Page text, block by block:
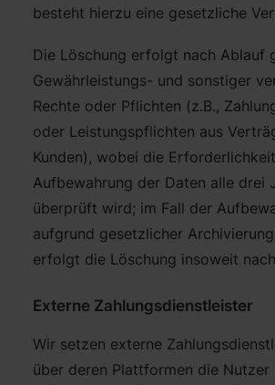
besteht hierzu eine gesetzliche
Die Löschung erfolgt nach Ablauf
Gewährleistungs- und sonstiger
Rechte oder Pflichten (z.B.,
oder Leistungspflichten aus
Kunden), wobei die
Aufbewahrung der Daten alle drei
überprüft wird; im Fall der
aufgrund gesetzlicher
erfolgt die Löschung insoweit
Externe Zahlungsdienstleister
Wir setzen externe
über deren Plattformen die Nutzer